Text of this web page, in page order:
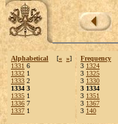
Alphabetical [« »]
1331 6
1332 1
1333 2
1334 3
1335 1
1336 7
1337 1
Frequency
3 1324
3 1325
3 1330
3 1334
3 1351
3 1367
3 140